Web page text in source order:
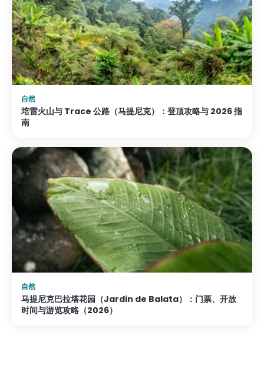
自然
培雷火山与 Trace 公路（马提尼克）：登顶攻略与 2026 指
南
自然
马提尼克巴拉塔花园（Jardin de Balata）：门票、开放
时间与游览攻略（2026）